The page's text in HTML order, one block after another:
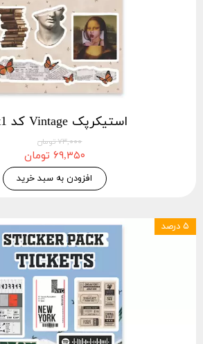
استیکرپک Vintage کد vint1
۷۳,۰۰۰ تومان
۶۹,۳۵۰ تومان
افزودن به سبد خرید
۵ درصد